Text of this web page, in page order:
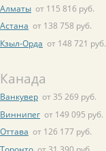
Алматы от 115 816 руб.
Астана от 138 758 руб.
Кзыл-Орда от 148 721 руб.
Канада
Ванкувер от 35 269 руб.
Виннипег от 149 095 руб.
Оттава от 126 177 руб.